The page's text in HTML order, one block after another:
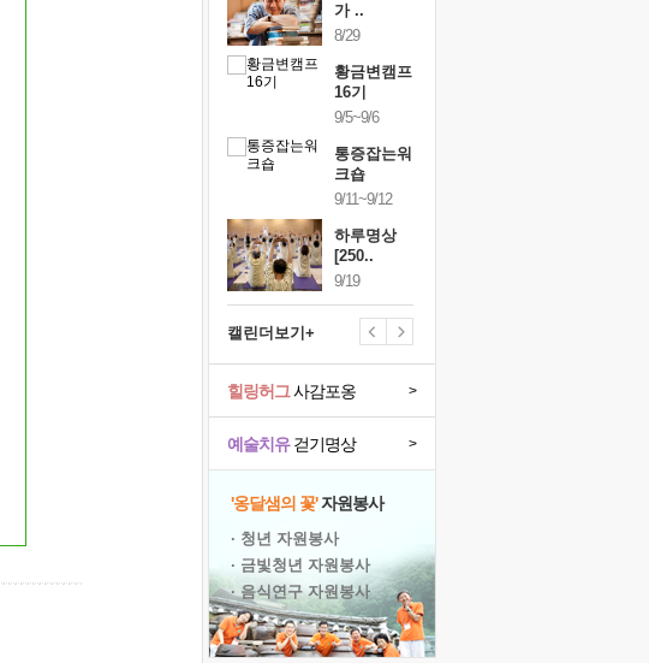
가 ..
8/29
황금변캠프
16기
9/5~9/6
통증잡는워
크숍
9/11~9/12
하루명상
[250..
9/19
캘린더보기+
예술치유걷기명상 >
힐링허그사감포옹 >
'옹달샘의 꽃'자원봉사
· 청년 자원봉사
· 금빛청년 자원봉사
· 음식연구 자원봉사